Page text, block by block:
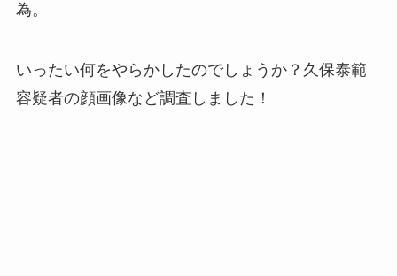
為。
いったい何をやらかしたのでしょうか？久保泰範
容疑者の顔画像など調査しました！